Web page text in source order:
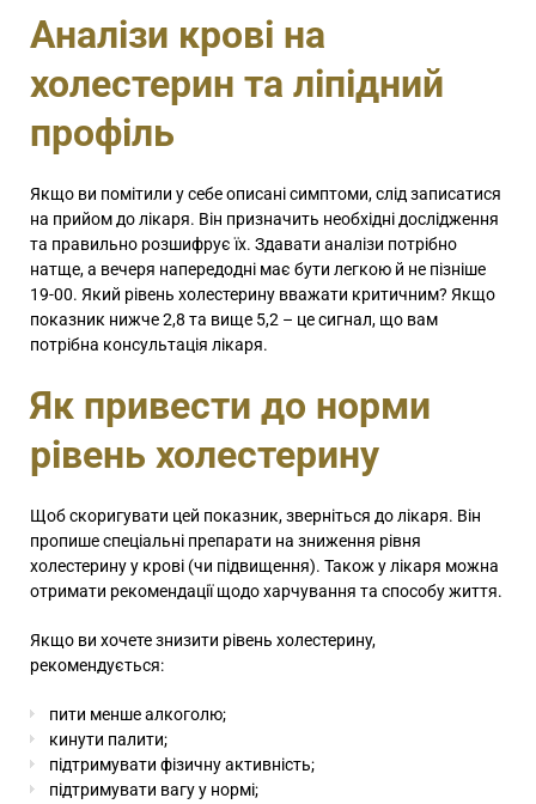
Аналізи крові на
холестерин та ліпідний
профіль
Якщо ви помітили у себе описані симптоми, слід записатися
на прийом до лікаря. Він призначить необхідні дослідження
та правильно розшифрує їх. Здавати аналізи потрібно
натще, а вечеря напередодні має бути легкою й не пізніше
19-00. Який рівень холестерину вважати критичним? Якщо
показник нижче 2,8 та вище 5,2 – це сигнал, що вам
потрібна консультація лікаря.
Як привести до норми
рівень холестерину
Щоб скоригувати цей показник, зверніться до лікаря. Він
пропише спеціальні препарати на зниження рівня
холестерину у крові (чи підвищення). Також у лікаря можна
отримати рекомендації щодо харчування та способу життя.
Якщо ви хочете знизити рівень холестерину,
рекомендується:
пити менше алкоголю;
кинути палити;
підтримувати фізичну активність;
підтримувати вагу у нормі;